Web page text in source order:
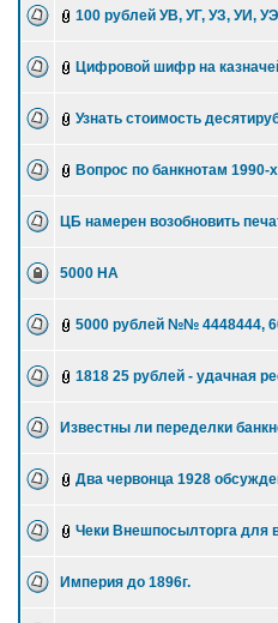
100 рублей УВ, УГ, УЗ, УИ,
Цифровой шифр на
Узнать стоимость
Вопрос по банкнотам 1990-х
ЦБ намерен возобновить
5000 НА
5000 рублей №№ 4448444,
1818 25 рублей - удачная
Известны ли переделки
Два червонца 1928
Чеки Внешпосылторга для
Империя до 1896г.